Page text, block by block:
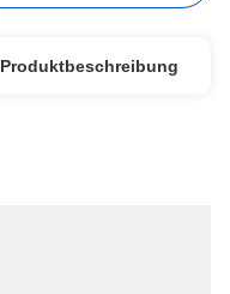
Produktbeschreibung